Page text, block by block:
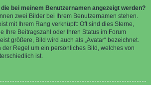
bei meinem Benutzernamen angezeigt werden?
zwei Bilder bei Ihrem Benutzernamen stehen.
mit Ihrem Rang verknüpft: Oft sind dies Sterne,
Ihre Beitragszahl oder Ihren Status im Forum
größere, Bild wird auch als „Avatar“ bezeichnet.
der Regel um ein persönliches Bild, welches von
ist.